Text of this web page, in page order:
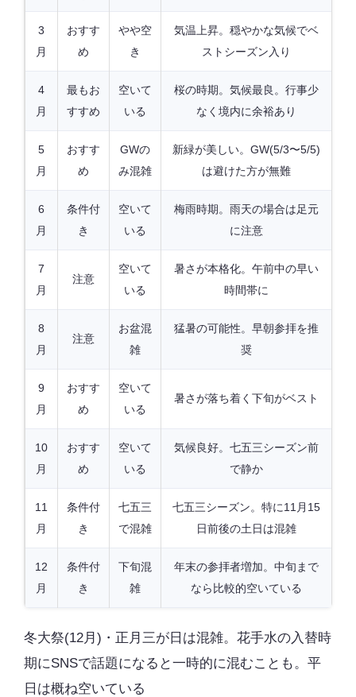
3
月
おすす
め
やや空
き
気温上昇。穏やかな気候でベ
ストシーズン入り
4
月
最もお
すすめ
空いて
いる
桜の時期。気候最良。行事少
なく境内に余裕あり
5
月
おすす
め
GWの
み混雑
新緑が美しい。GW(5/3〜5/5)
は避けた方が無難
6
月
条件付
き
空いて
いる
梅雨時期。雨天の場合は足元
に注意
7
月
注意
空いて
いる
暑さが本格化。午前中の早い
時間帯に
8
月
注意
お盆混
雑
猛暑の可能性。早朝参拝を推
奨
9
月
おすす
め
空いて
いる
暑さが落ち着く下旬がベスト
10
月
おすす
め
空いて
いる
気候良好。七五三シーズン前
で静か
11
月
条件付
き
七五三
で混雑
七五三シーズン。特に11月15
日前後の土日は混雑
12
月
条件付
き
下旬混
雑
年末の参拝者増加。中旬まで
なら比較的空いている
冬大祭(12月)・正月三が日は混雑。花手水の入替時
期にSNSで話題になると一時的に混むことも。平
日は概ね空いている